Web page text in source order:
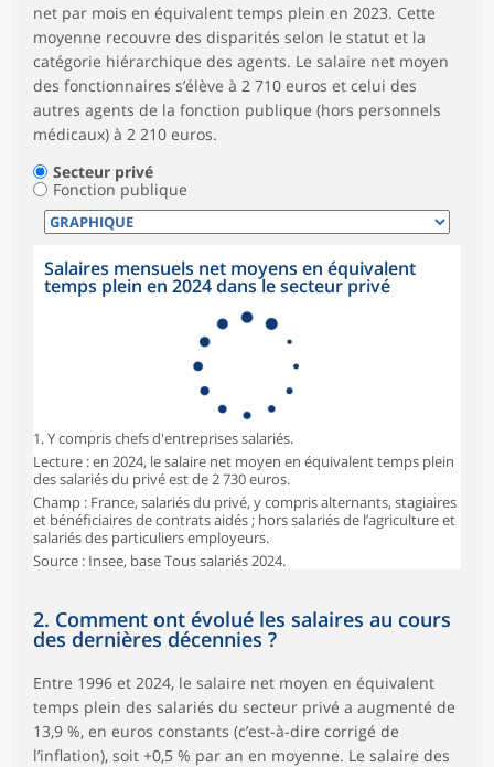
net par mois en équivalent temps plein en 2023. Cette
moyenne recouvre des disparités selon le statut et la
catégorie hiérarchique des agents. Le salaire net moyen
des fonctionnaires s’élève à 2 710 euros et celui des
autres agents de la fonction publique (hors personnels
médicaux) à 2 210 euros.
Secteur privé
Fonction publique
Salaires mensuels net moyens en équivalent
temps plein en 2024 dans le secteur privé
1. Y compris chefs d'entreprises salariés.
Lecture : en 2024, le salaire net moyen en équivalent temps plein
des salariés du privé est de 2 730 euros.
Champ : France, salariés du privé, y compris alternants, stagiaires
et bénéficiaires de contrats aidés ; hors salariés de l’agriculture et
salariés des particuliers employeurs.
Source : Insee, base Tous salariés 2024.
2. Comment ont évolué les salaires au cours
des dernières décennies ?
Entre 1996 et 2024, le salaire net moyen en équivalent
temps plein des salariés du secteur privé a augmenté de
13,9 %, en euros constants (c’est-à-dire corrigé de
l’inflation), soit +0,5 % par an en moyenne. Le salaire des